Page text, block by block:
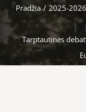
Pradžia / 2025-
Tarptautinės